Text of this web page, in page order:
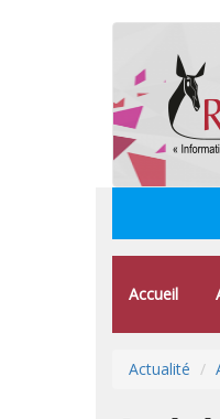
Accueil
Actualité